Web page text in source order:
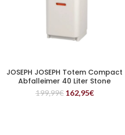
WEITERLESEN
JOSEPH JOSEPH Totem Compact
Abfalleimer 40 Liter Stone
199,99€ 162,95€